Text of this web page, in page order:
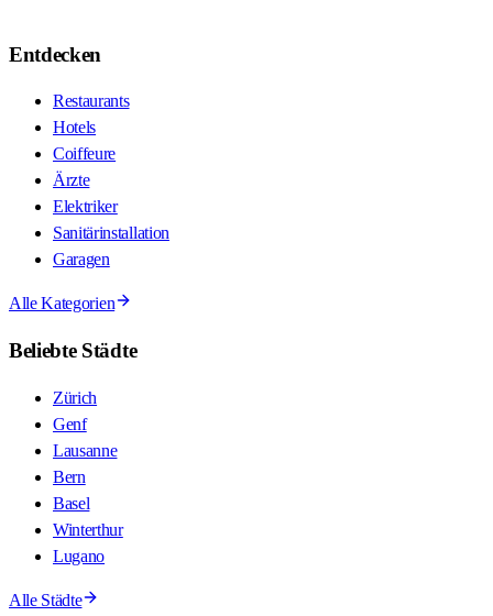
Entdecken
Restaurants
Hotels
Coiffeure
Ärzte
Elektriker
Sanitärinstallation
Garagen
Alle Kategorien
Beliebte Städte
Zürich
Genf
Lausanne
Bern
Basel
Winterthur
Lugano
Alle Städte